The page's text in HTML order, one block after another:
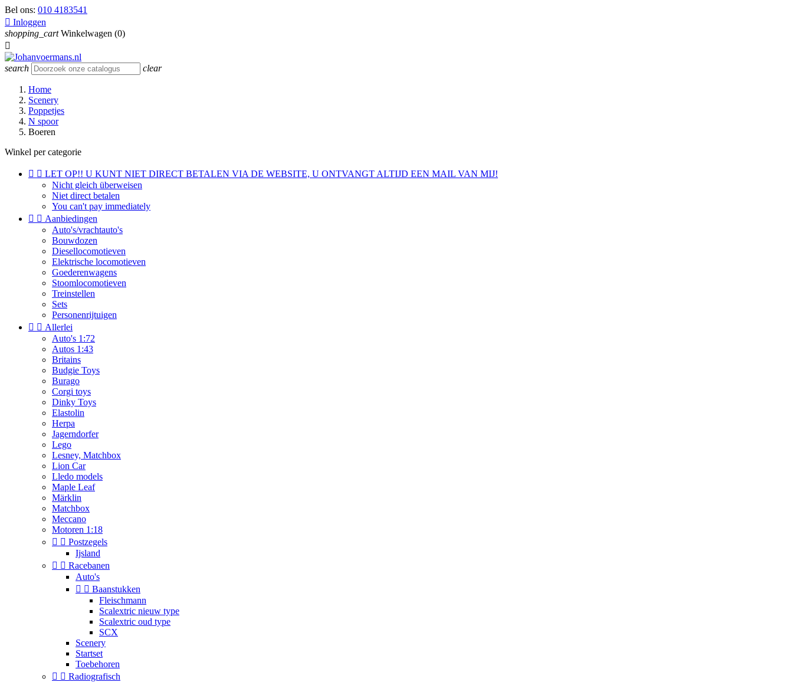
Bel ons: 010 4183541
 Inloggen
shopping_cart Winkelwagen (0)

search clear
Home
Scenery
Poppetjes
N spoor
Boeren
Winkel per categorie
  LET OP!! U KUNT NIET DIRECT BETALEN VIA DE WEBSITE, U ONTVANGT ALTIJD EEN MAIL VAN MIJ!
Nicht gleich überweisen
Niet direct betalen
You can't pay immediately
  Aanbiedingen
Auto's/vrachtauto's
Bouwdozen
Diesellocomotieven
Elektrische locomotieven
Goederenwagens
Stoomlocomotieven
Treinstellen
Sets
Personenrijtuigen
  Allerlei
Auto's 1:72
Autos 1:43
Britains
Budgie Toys
Burago
Corgi toys
Dinky Toys
Elastolin
Herpa
Jagerndorfer
Lego
Lesney, Matchbox
Lion Car
Lledo models
Maple Leaf
Märklin
Matchbox
Meccano
Motoren 1:18
  Postzegels
Ijsland
  Racebanen
Auto's
  Baanstukken
Fleischmann
Scalextric nieuw type
Scalextric oud type
SCX
Scenery
Startset
Toebehoren
  Radiografisch